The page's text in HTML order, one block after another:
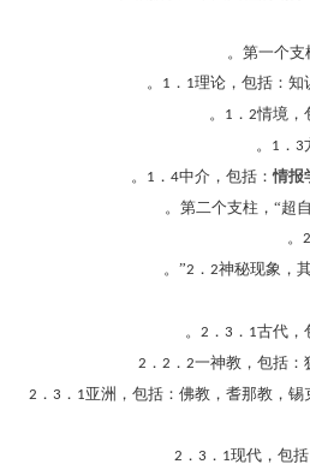
第一个支
1 ． 1理论，包括：知
1 ． 2情境，
1 ． 3
1 ． 4中介，包括：情报
。
第二个支柱，“超
2
2 ． 2神秘现象，其
2 ． 3 ． 1古代，
2 ． 2 ． 2一神教，包括：
2 ． 3 ． 1亚洲，包括：佛教，耆那教，锡
2 ． 3 ． 1现代，包